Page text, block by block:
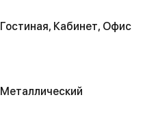
Гостиная, Кабинет, Офис
Металлический